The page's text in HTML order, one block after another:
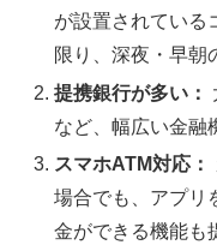
が設置されている
限り、深夜・早朝
提携銀行が多い：
など、幅広い金融
スマホATM対応：
場合でも、アプリ
金ができる機能も